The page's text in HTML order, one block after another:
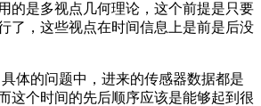
是多视点几何理论，这个前提是只要
了，这些视点在时间信息上是前是后没
的问题中，进来的传感器数据都是
这个时间的先后顺序应该是能够起到很